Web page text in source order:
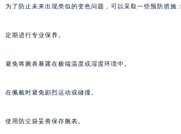
为了防止未来出现类似的变色问题，可以采取一些预防措施：
定期进行专业保养。
避免将腕表暴露在极端温度或湿度环境中。
在佩戴时避免剧烈运动或碰撞。
使用防尘袋妥善保存腕表。